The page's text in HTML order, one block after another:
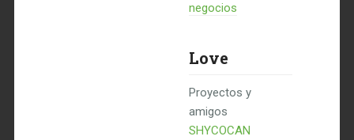
negocios
Love
Proyectos y
amigos
SHYCOCAN